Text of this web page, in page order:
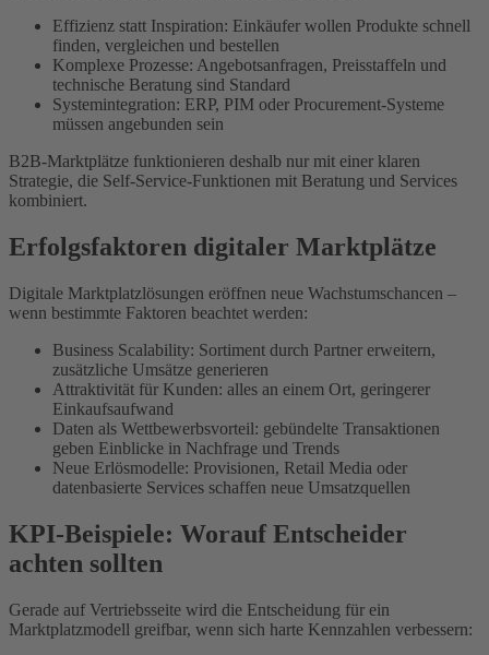
Effizienz statt Inspiration: Einkäufer wollen Produkte schnell
finden, vergleichen und bestellen
Komplexe Prozesse: Angebotsanfragen, Preisstaffeln und
technische Beratung sind Standard
Systemintegration: ERP, PIM oder Procurement-Systeme
müssen angebunden sein
B2B-Marktplätze funktionieren deshalb nur mit einer klaren
Strategie, die Self-Service-Funktionen mit Beratung und Services
kombiniert.
Erfolgsfaktoren digitaler Marktplätze
Digitale Marktplatzlösungen eröffnen neue Wachstumschancen –
wenn bestimmte Faktoren beachtet werden:
Business Scalability: Sortiment durch Partner erweitern,
zusätzliche Umsätze generieren
Attraktivität für Kunden: alles an einem Ort, geringerer
Einkaufsaufwand
Daten als Wettbewerbsvorteil: gebündelte Transaktionen
geben Einblicke in Nachfrage und Trends
Neue Erlösmodelle: Provisionen, Retail Media oder
datenbasierte Services schaffen neue Umsatzquellen
KPI-Beispiele: Worauf Entscheider
achten sollten
Gerade auf Vertriebsseite wird die Entscheidung für ein
Marktplatzmodell greifbar, wenn sich harte Kennzahlen verbessern: